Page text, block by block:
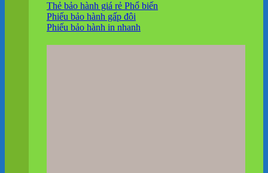
Thẻ bảo hành giá rẻ
Phiếu bảo hành gấp đôi
Phiếu bảo hành in nhanh